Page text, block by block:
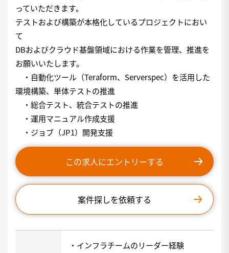
っていただきます。
テストおよび構築が本格化しているプロジェクトにおい
て
DBおよびクラウド基盤領域における作業を管理、推進を
お願いいたします。
・自動化ツール（Teraform、Serverspec）を活用した
環境構築、単体テストの推進
・総合テスト、統合テストの推進
・運用マニュアル作成支援
・ジョブ（JP1）開発支援
この求人にエントリーする
案件探しを依頼する
・インフラチームのリーダー経験